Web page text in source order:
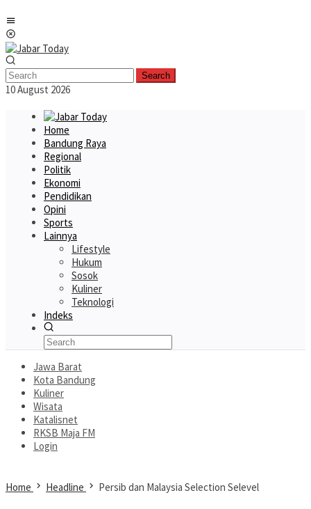
to
content
Search
10 August 2026
Home
Bandung Raya
Regional
Politik
Ekonomi
Pendidikan
Opini
Sports
Lainnya
Lifestyle
Hukum
Sosok
Kuliner
Teknologi
Indeks
Jawa Barat
Kota Bandung
Kuliner
Wisata
Katalisnet
RKSB Maja FM
Login
Home Headline Persib dan Malaysia Selection Selevel